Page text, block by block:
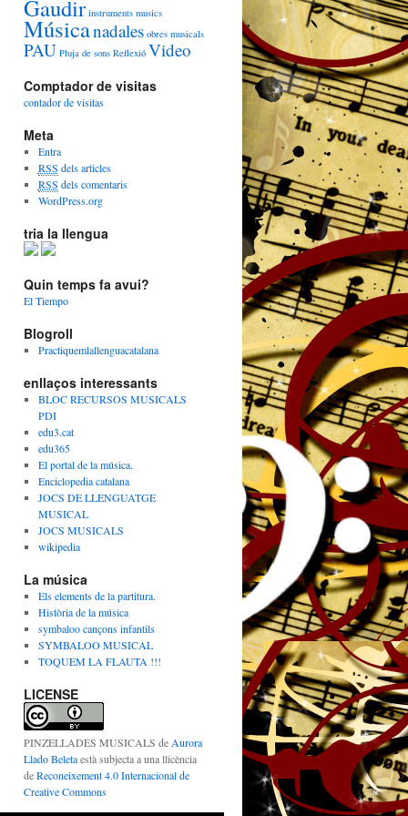
Gaudir instruments musics
Músicanadales obres musicals
PAU Pluja de sons Reflexió Video
Comptador de visitas
contador de visitas
Meta
Entra
RSS dels articles
RSS dels comentaris
WordPress.org
tria la llengua
Quin temps fa avui?
El Tiempo
Blogroll
Practiquemlallenguacatalana
enllaços interessants
BLOC RECURSOS MUSICALS
PDI
edu3.cat
edu365
El portal de la música.
Enciclopedia catalana
JOCS DE LLENGUATGE
MUSICAL
JOCS MUSICALS
wikipedia
La música
Els elements de la partitura.
Història de la música
symbaloo cançons infantils
SYMBALOO MUSICAL
TOQUEM LA FLAUTA !!!
LICENSE
PINZELLADES MUSICALS de Aurora
Llado Beletaestà subjecta a una llicència
deReconeixement 4.0 Internacional de
Creative Commons